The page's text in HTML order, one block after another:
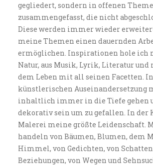
gegliedert, sondern in offenen
zusammengefasst, die nicht
Diese werden immer wieder
meine Themen einen dauernden
ermöglichen. Inspirationen hole ich
Natur, aus Musik, Lyrik, Literatur und
dem Leben mit all seinen Facetten.
künstlerischen Auseinandersetzung
inhaltlich immer in die Tiefe gehen
dekorativ sein um zu gefallen. In der
Malerei meine größte Leidenschaft.
handeln von Bäumen, Blumen, dem
Himmel, von Gedichten, von
Beziehungen, von Wegen und